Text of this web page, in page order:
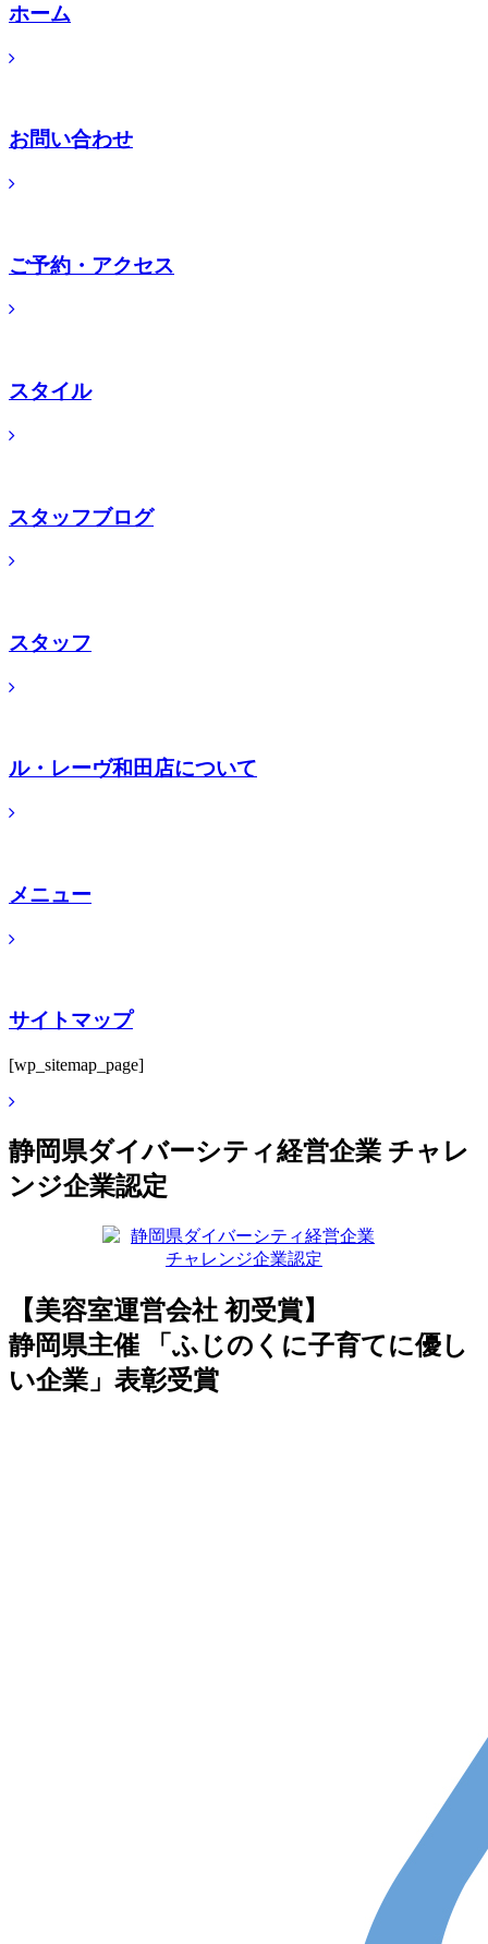
ホーム
お問い合わせ
ご予約・アクセス
スタイル
スタッフブログ
スタッフ
ル・レーヴ和田店について
メニュー
サイトマップ
[wp_sitemap_page]
静岡県ダイバーシティ経営企業 チャレ
ンジ企業認定
【美容室運営会社 初受賞】
静岡県主催 「ふじのくに子育てに優し
い企業」表彰受賞